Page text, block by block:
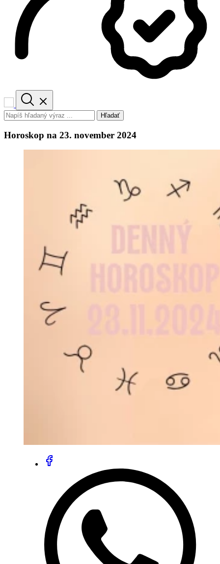
Hľadať
Horoskop na 23. november 2024